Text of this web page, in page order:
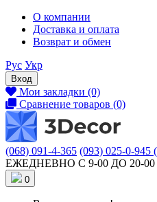
О компании
Доставка и оплата
Возврат и обмен
Рус Укр
Вход
Мои закладки (0)
Сравнение товаров (0)
(068) 091-4-365 (093) 025-0-945
ЕЖЕДНЕВНО С 9-00 ДО 20-00
0